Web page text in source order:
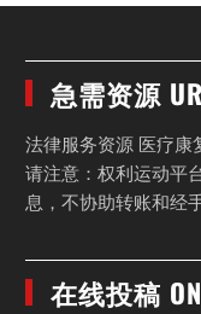
急需资源
法律服务资源 医疗康
请注意：权利运动平
息，不协助转账和经
在线投稿